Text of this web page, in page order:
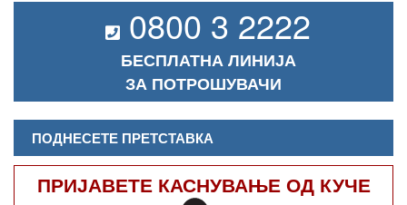
0800 3 2222
БЕСПЛАТНА ЛИНИЈА
ЗА ПОТРОШУВАЧИ
ПОДНЕСЕТЕ ПРЕТСТАВКА
ПРИЈАВЕТЕ КАСНУВАЊЕ ОД КУЧЕ